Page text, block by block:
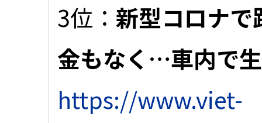
3位： 新型コロナ
金もなく…車内で
https://www.viet-